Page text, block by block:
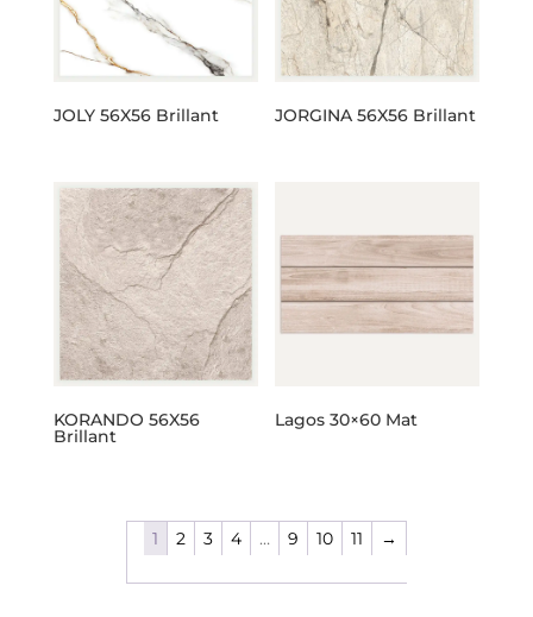
JOLY 56X56 Brillant JORGINA 56X56 Brillant
KORANDO 56X56
Brillant
Lagos 30×60 Mat
1 2 3 4 … 9 10 11 →